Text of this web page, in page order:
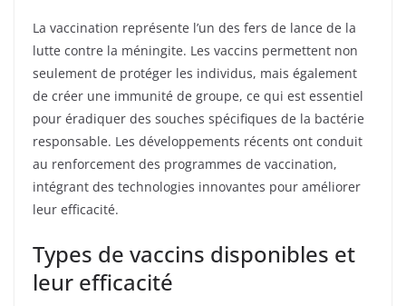
La vaccination représente l’un des fers de lance de la
lutte contre la méningite. Les vaccins permettent non
seulement de protéger les individus, mais également
de créer une immunité de groupe, ce qui est essentiel
pour éradiquer des souches spécifiques de la bactérie
responsable. Les développements récents ont conduit
au renforcement des programmes de vaccination,
intégrant des technologies innovantes pour améliorer
leur efficacité.
Types de vaccins disponibles et
leur efficacité